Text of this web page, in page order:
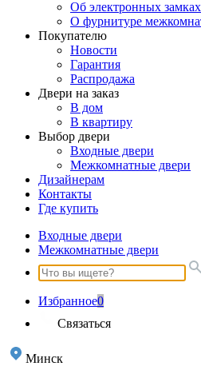
Об электронных замках
О фурнитуре
Покупателю
Новости
Гарантия
Распродажа
Двери на заказ
В дом
В квартиру
Выбор двери
Входные двери
Межкомнатные двери
Дизайнерам
Контакты
Где купить
Входные двери
Межкомнатные двери
Избранное0
Связаться
Минск